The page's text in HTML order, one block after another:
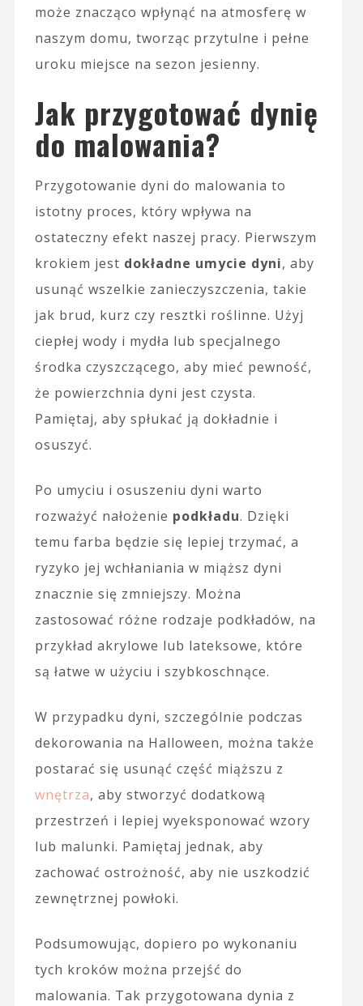
może znacząco wpłynąć na atmosferę w
naszym domu, tworząc przytulne i pełne
uroku miejsce na sezon jesienny.
Jak przygotować dynię
do malowania?
Przygotowanie dyni do malowania to
istotny proces, który wpływa na
ostateczny efekt naszej pracy. Pierwszym
krokiem jest dokładne umycie dyni, aby
usunąć wszelkie zanieczyszczenia, takie
jak brud, kurz czy resztki roślinne. Użyj
ciepłej wody i mydła lub specjalnego
środka czyszczącego, aby mieć pewność,
że powierzchnia dyni jest czysta.
Pamiętaj, aby spłukać ją dokładnie i
osuszyć.
Po umyciu i osuszeniu dyni warto
rozważyć nałożenie podkładu. Dzięki
temu farba będzie się lepiej trzymać, a
ryzyko jej wchłaniania w miąższ dyni
znacznie się zmniejszy. Można
zastosować różne rodzaje podkładów, na
przykład akrylowe lub lateksowe, które
są łatwe w użyciu i szybkoschnące.
W przypadku dyni, szczególnie podczas
dekorowania na Halloween, można także
postarać się usunąć część miąższu z
wnętrza, aby stworzyć dodatkową
przestrzeń i lepiej wyeksponować wzory
lub malunki. Pamiętaj jednak, aby
zachować ostrożność, aby nie uszkodzić
zewnętrznej powłoki.
Podsumowując, dopiero po wykonaniu
tych kroków można przejść do
malowania. Tak przygotowana dynia z